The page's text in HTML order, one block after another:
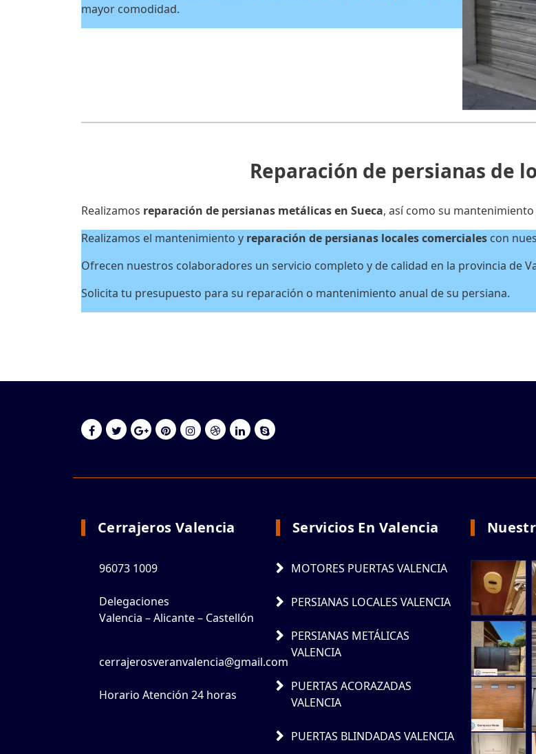
mayor comodidad.
Reparación de persianas de
Realizamos reparación de persianas metálicas en Sueca, así como su
Realizamos el mantenimiento y reparación de persianas localescomerciales con
Ofrecen nuestros colaboradores un servicio completo y de calidad en la provincia de
Solicita tu presupuesto para su reparación o mantenimiento anual de su persiana.
Cerrajeros Valencia
96073 1009
Delegaciones
Valencia – Alicante – Castellón
cerrajerosveranvalencia@gmail.com
Horario Atención 24 horas
Servicios En Valencia
MOTORES PUERTAS VALENCIA
PERSIANAS LOCALES VALENCIA
PERSIANAS METÁLICAS
VALENCIA
PUERTAS ACORAZADAS
VALENCIA
PUERTAS BLINDADAS VALENCIA